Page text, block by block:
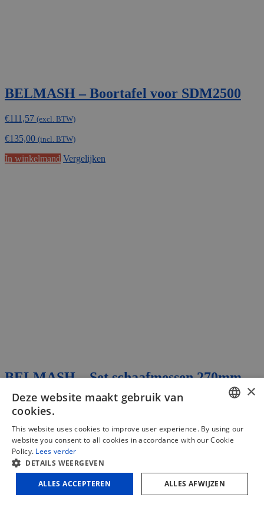
BELMASH – Boortafel voor SDM2500
€111,57 (excl. BTW)
€135,00 (incl. BTW)
In winkelmand Vergelijken
BELMASH – Set schaafmessen 270mm
voor SDM2500
28,92
34,99(incl. BTW)
In winkelmand Vergelijken
FRENCH
×
Deze website maakt gebruik van
cookies.
This website uses cookies to improve user experience. By using our
website you consent to all cookies in accordance with our Cookie
Policy. Lees verder
DETAILS WEERGEVEN
ALLES ACCEPTEREN ALLES AFWIJZEN